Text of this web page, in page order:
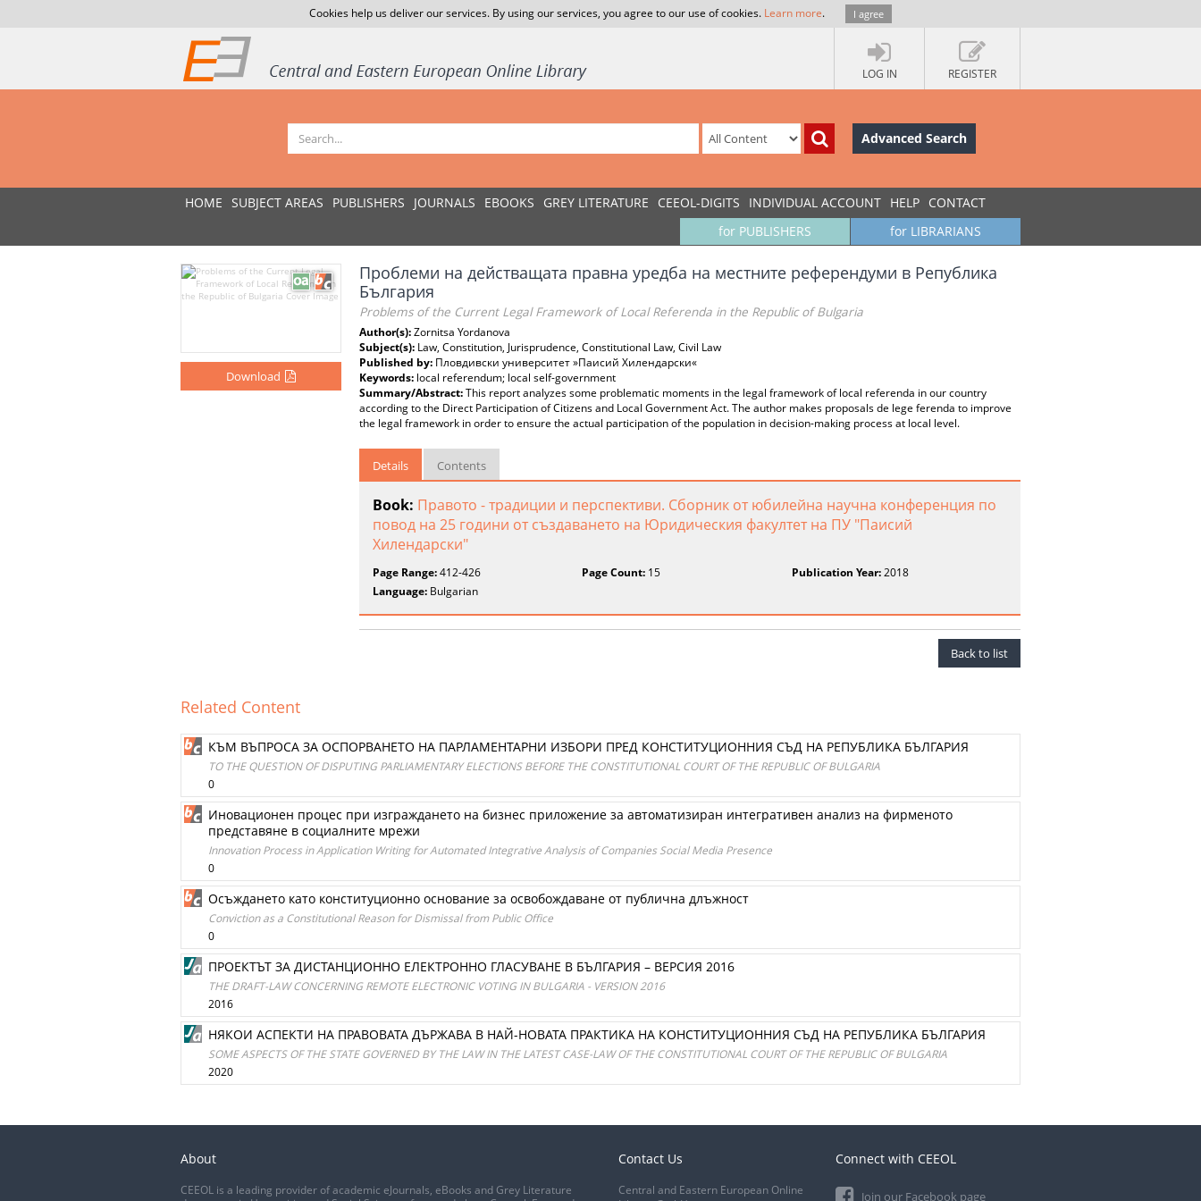
Cookies help us deliver our services. By using our services, you agree to our use of cookies. Learn more. I agree
LOG IN REGISTER
Advanced Search
HOME SUBJECT AREAS PUBLISHERS JOURNALS EBOOKS GREY LITERATURE CEEOL-DIGITS INDIVIDUAL ACCOUNT HELP CONTACT
for LIBRARIANS
for PUBLISHERS
Download
Проблеми на действащата правна уредба на местните референдуми в Република
България
Problems of the Current Legal Framework of Local Referenda in the Republic of Bulgaria
Author(s):Zornitsa Yordanova
Subject(s): Law, Constitution, Jurisprudence, Constitutional Law, Civil Law
Published by: Пловдивски университет »Паисий Хилендарски«
Keywords: local referendum; local self-government
Summary/Abstract:This report analyzes some problematic moments in the legal framework of local referenda in our country
according to the Direct Participation of Citizens and Local Government Act. The author makes proposals de lege ferenda to improve
the legal framework in order to ensure the actual participation of the population in decision-making process at local level.
Details Contents
Book: Правото - традиции и перспективи. Сборник от юбилейна научна конференция по
повод на 25 години от създаването на Юридическия факултет на ПУ "Паисий
Хилендарски"
Page Range:412-426 Page Count: 15 Publication Year:2018
Language: Bulgarian
Back to list
Related Content
КЪМ ВЪПРОСА ЗА ОСПОРВАНЕТО НА ПАРЛАМЕНТАРНИ ИЗБОРИ ПРЕД КОНСТИТУЦИОННИЯ СЪД НА РЕПУБЛИКА БЪЛГАРИЯ
ТО THE QUESTION OF DISPUTING PARLIAMENTARY ELECTIONS BEFORE THE CONSTITUTIONAL COURT OF THE REPUBLIC OF BULGARIA
0
Иновационен процес при изграждането на бизнес приложение за автоматизиран интегративен анализ на фирменото
представяне в социалните мрежи
Innovation Process in Application Writing for Automated Integrative Analysis of Companies Social Media Presence
0
Осъждането като конституционно основание за освобождаване от публична длъжност
Conviction as a Constitutional Reason for Dismissal from Public Office
0
ПРОЕКТЪТ ЗА ДИСТАНЦИОННО ЕЛЕКТРОННО ГЛАСУВАНЕ В БЪЛГАРИЯ – ВЕРСИЯ 2016
ТHE DRAFT-LAW CONCERNING REMOTE ELECTRONIC VOTING IN BULGARIA - VERSION 2016
2016
НЯКОИ АСПЕКТИ НА ПРАВОВАТА ДЪРЖАВА В НАЙ-НОВАТА ПРАКТИКА НА КОНСТИТУЦИОННИЯ СЪД НА РЕПУБЛИКА БЪЛГАРИЯ
SOME ASPECTS OF THE STATE GOVERNED BY THE LAW IN THE LATEST CASE-LAW OF THE CONSTITUTIONAL COURT OF THE REPUBLIC OF BULGARIA
2020
About
CEEOL is a leading provider of academic eJournals, eBooks and Grey Literature
Contact Us
Central and Eastern European Online
Connect with CEEOL
Join our Facebook page